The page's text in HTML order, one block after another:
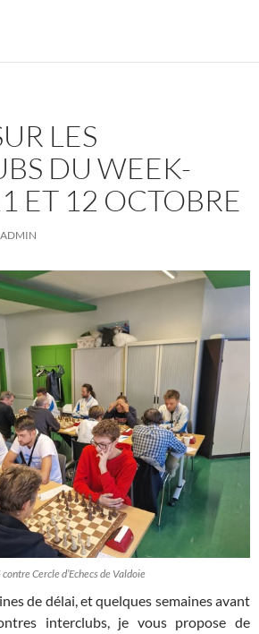
LES
DU WEEK-
ET 12 OCTOBRE
ADMIN
contre Cercle d’Echecs de Valdoie
de délai, et quelques semaines avant
interclubs, je vous propose de